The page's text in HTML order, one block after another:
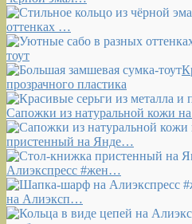
оттенках …
тоут
прозрачного пластика
Сапожки из натуральной кожи
пристенный на Янде…
Алиэкспресс #жен…
на Алиэксп…